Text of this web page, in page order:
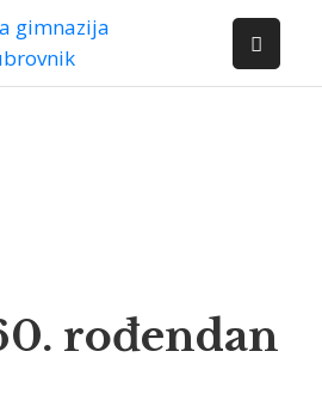
rođendan